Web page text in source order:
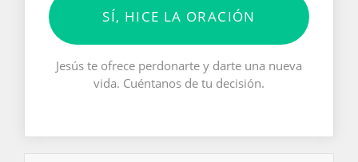
SÍ, HICE LA ORACIÓN
Jesús te ofrece perdonarte y darte una nueva
vida. Cuéntanos de tu decisión.